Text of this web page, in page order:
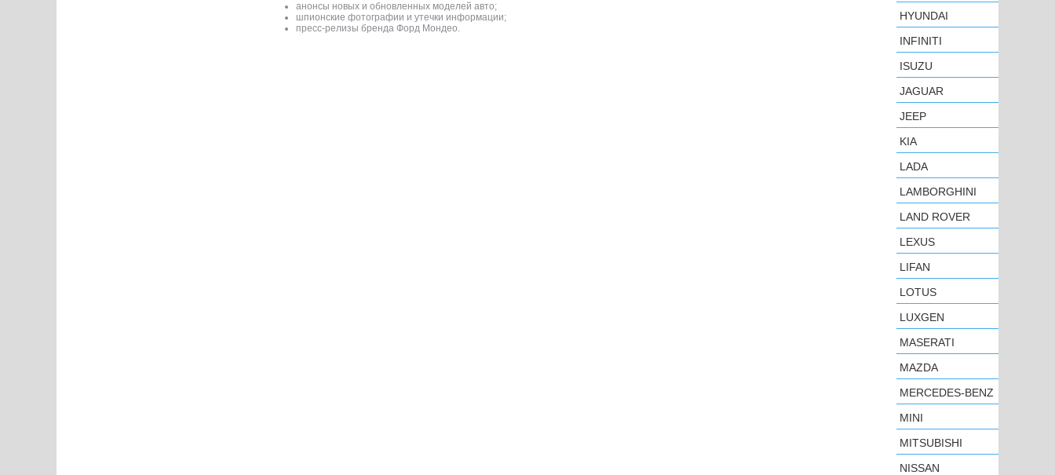
анонсы новых и обновленных моделей авто;
шпионские фотографии и утечки информации;
пресс-релизы бренда Форд Мондео.
HYUNDAI
INFINITI
ISUZU
JAGUAR
JEEP
KIA
LADA
LAMBORGHINI
LAND ROVER
LEXUS
LIFAN
LOTUS
LUXGEN
MASERATI
MAZDA
MERCEDES-BENZ
MINI
MITSUBISHI
NISSAN